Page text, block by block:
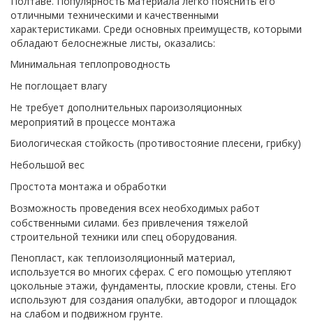
отличными техническими и качественными
характеристиками. Среди основных преимуществ, которыми
обладают белоснежные листы, оказались:
Минимальная теплопроводность
Не поглощает влагу
Не требует дополнительных пароизоляционных
мероприятий в процессе монтажа
Биологическая стойкость (противостояние плесени, грибку)
Небольшой вес
Простота монтажа и обработки
Возможность проведения всех необходимых работ
собственными силами. без привлечения тяжелой
строительной техники или спец оборудования.
Пенопласт, как теплоизоляционный материал,
используется во многих сферах. С его помощью утепляют
цокольные этажи, фундаменты, плоские кровли, стены. Его
используют для создания опалубки, автодорог и площадок
на слабом и подвижном грунте.